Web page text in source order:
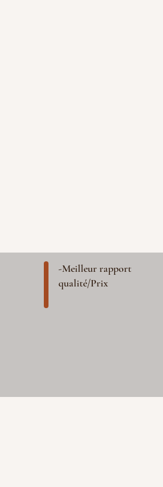
-Meilleur rapport
qualité/Prix